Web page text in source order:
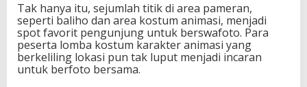
Tak hanya itu, sejumlah titik di area pameran,
seperti baliho dan area kostum animasi, menjadi
spot favorit pengunjung untuk berswafoto. Para
peserta lomba kostum karakter animasi yang
berkeliling lokasi pun tak luput menjadi incaran
untuk berfoto bersama.